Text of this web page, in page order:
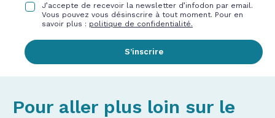
J’accepte de recevoir la newsletter d’infodon par email.
Vous pouvez vous désinscrire à tout moment. Pour en
savoir plus : politique de confidentialité.
S’inscrire
Pour aller plus loin sur le